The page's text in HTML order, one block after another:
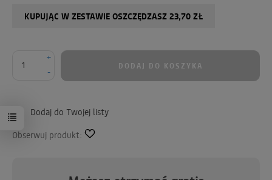
KUPUJĄC W ZESTAWIE OSZCZĘDZASZ 23,70 ZŁ
-
+
DODAJ DO KOSZYKA
Dodaj do Twojej listy
Obserwuj produkt: